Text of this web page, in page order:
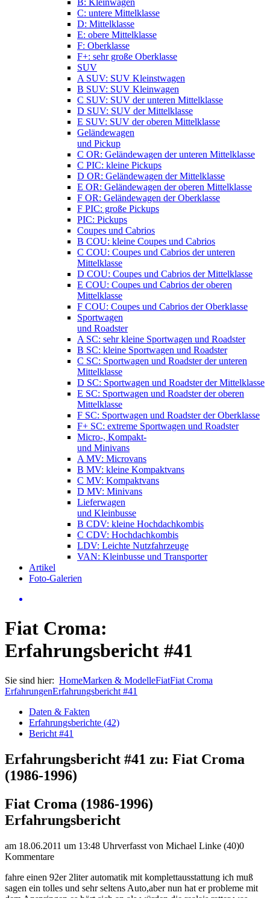
B: Kleinwagen
C: untere Mittelklasse
D: Mittelklasse
E: obere Mittelklasse
F: Oberklasse
F+: sehr große Oberklasse
SUV
A SUV: SUV Kleinstwagen
B SUV: SUV Kleinwagen
C SUV: SUV der unteren Mittelklasse
D SUV: SUV der Mittelklasse
E SUV: SUV der oberen Mittelklasse
Geländewagen
und Pickup
C OR: Geländewagen der unteren Mittelklasse
C PIC: kleine Pickups
D OR: Geländewagen der Mittelklasse
E OR: Geländewagen der oberen Mittelklasse
F OR: Geländewagen der Oberklasse
F PIC: große Pickups
PIC: Pickups
Coupes und Cabrios
B COU: kleine Coupes und Cabrios
C COU: Coupes und Cabrios der unteren
Mittelklasse
D COU: Coupes und Cabrios der Mittelklasse
E COU: Coupes und Cabrios der oberen
Mittelklasse
F COU: Coupes und Cabrios der Oberklasse
Sportwagen
und Roadster
A SC: sehr kleine Sportwagen und Roadster
B SC: kleine Sportwagen und Roadster
C SC: Sportwagen und Roadster der unteren
Mittelklasse
D SC: Sportwagen und Roadster der Mittelklasse
E SC: Sportwagen und Roadster der oberen
Mittelklasse
F SC: Sportwagen und Roadster der Oberklasse
F+ SC: extreme Sportwagen und Roadster
Micro-, Kompakt-
und Minivans
A MV: Microvans
B MV: kleine Kompaktvans
C MV: Kompaktvans
D MV: Minivans
Lieferwagen
und Kleinbusse
B CDV: kleine Hochdachkombis
C CDV: Hochdachkombis
LDV: Leichte Nutzfahrzeuge
VAN: Kleinbusse und Transporter
Artikel
Foto-Galerien
Fiat Croma:
Erfahrungsbericht #41
Sie sind hier: HomeMarken & ModelleFiatFiat Croma
ErfahrungenErfahrungsbericht #41
Daten & Fakten
Erfahrungsberichte (42)
Bericht #41
Erfahrungsbericht #41 zu: Fiat Croma
(1986-1996)
Fiat Croma (1986-1996)
Erfahrungsbericht
am 18.06.2011 um 13:48 Uhrverfasst von Michael Linke (40)0
Kommentare
fahre einen 92er 2liter automatik mit komplettausstattung ich muß
sagen ein tolles und sehr seltens Auto,aber nun hat er probleme mit